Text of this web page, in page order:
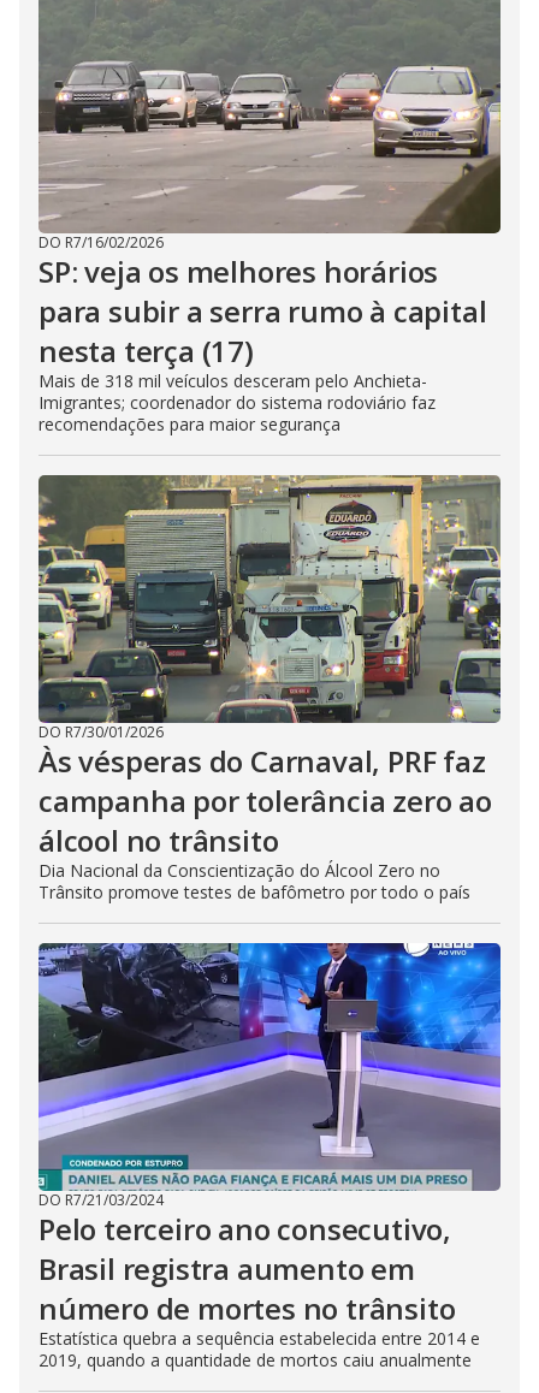
DO R7/16/02/2026
SP: veja os melhores horários
para subir a serra rumo à capital
nesta terça (17)
Mais de 318 mil veículos desceram pelo Anchieta-
Imigrantes; coordenador do sistema rodoviário faz
recomendações para maior segurança
DO R7/30/01/2026
Às vésperas do Carnaval, PRF faz
campanha por tolerância zero ao
álcool no trânsito
Dia Nacional da Conscientização do Álcool Zero no
Trânsito promove testes de bafômetro por todo o país
DO R7/21/03/2024
Pelo terceiro ano consecutivo,
Brasil registra aumento em
número de mortes no trânsito
Estatística quebra a sequência estabelecida entre 2014 e
2019, quando a quantidade de mortos caiu anualmente